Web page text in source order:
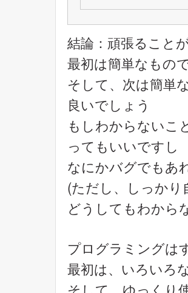
結論：頑張ること
最初は簡単なもの
そして、次は簡単
良いでしょう
もしわからないこ
ってもいいですし
なにかバグでもあ
(ただし、しっか
どうしてもわから
プログラミングは
最初は、いろいろ
そして、ゆっくり